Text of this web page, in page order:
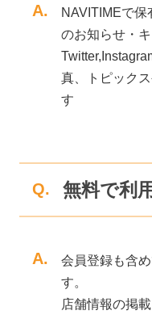
A.
NAVITIMEで
のお知らせ・
真、トピック
す
Q. 無料で利
A.
会員登録も含
す。
店舗情報の掲